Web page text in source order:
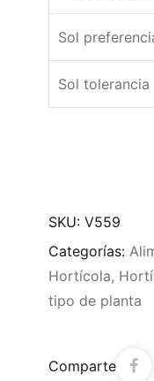
Sol
Sol tolerancia
SKU: V559
Categorías:
Hortícola,
tipo de planta
Comparte